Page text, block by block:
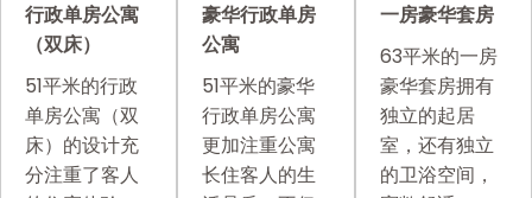
行政单房公寓
（双床）
51平米的行政
单房公寓（双
床）的设计充
分注重了客人
豪华行政单房
公寓
51平米的豪华
行政单房公寓
更加注重公寓
长住客人的生
一房豪华套房
63平米的一房
豪华套房拥有
独立的起居
室，还有独立
的卫浴空间，